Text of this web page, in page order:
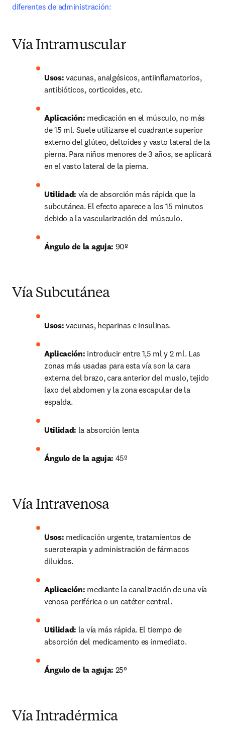
diferentes de administración:
Vía Intramuscular
Usos: vacunas, analgésicos, antiinflamatorios,
antibióticos, corticoides, etc.
Aplicación: medicación en el músculo, no más
de 15 ml. Suele utilizarse el cuadrante superior
externo del glúteo, deltoides y vasto lateral de la
pierna. Para niños menores de 3 años, se aplicará
en el vasto lateral de la pierna.
Utilidad: vía de absorción más rápida que la
subcutánea. El efecto aparece a los 15 minutos
debido a la vascularización del músculo.
Ángulo de la aguja: 90º
Vía Subcutánea
Usos: vacunas, heparinas e insulinas.
Aplicación: introducir entre 1,5 ml y 2 ml. Las
zonas más usadas para esta vía son la cara
externa del brazo, cara anterior del muslo, tejido
laxo del abdomen y la zona escapular de la
espalda.
Utilidad: la absorción lenta
Ángulo de la aguja: 45º
Vía Intravenosa
Usos: medicación urgente, tratamientos de
sueroterapia y administración de fármacos
diluidos.
Aplicación: mediante la canalización de una vía
venosa periférica o un catéter central.
Utilidad: la vía más rápida. El tiempo de
absorción del medicamento es inmediato.
Ángulo de la aguja: 25º
Vía Intradérmica